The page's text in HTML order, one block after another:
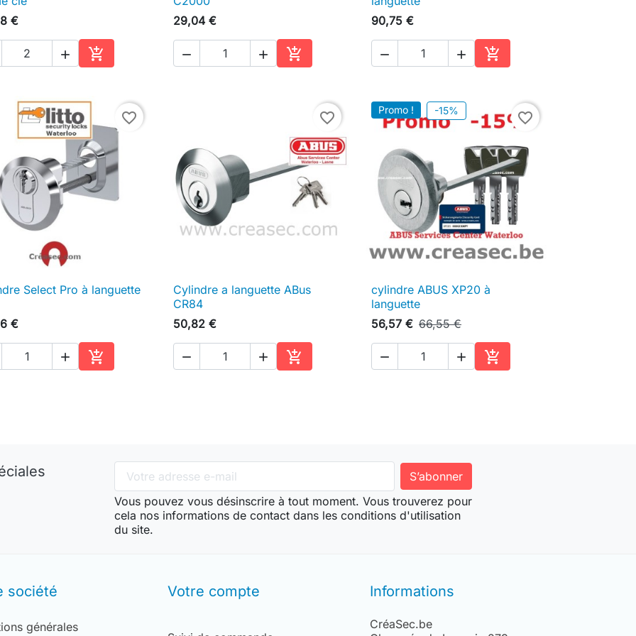
€
 
Ajouter au panier
29,04 €
  
Ajouter au panier
90,75 €
  
Ajouter au panier
favorite_border
 Aperçu rapide
Select Pro à languette
€
 
Ajouter au panier
favorite_border
 Aperçu rapide
Cylindre a languette ABus
CR84
50,82 €
  
Ajouter au panier
Promo ! -15% favorite_border
 Aperçu rapide
cylindre ABUS XP20 à
languette
56,57 € 66,55 €
  
Ajouter au panier
Vous pouvez vous désinscrire à tout moment. Vous trouverez pour
cela nos informations de contact dans les conditions d'utilisation
du site.
société
générales
Votre compte Informations
CréaSec.be